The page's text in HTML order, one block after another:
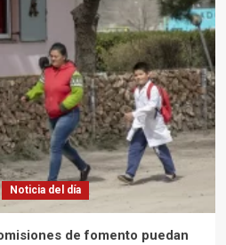
Noticia del día
de fomento puedan